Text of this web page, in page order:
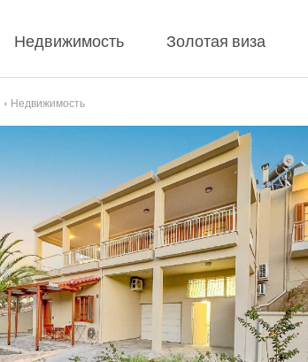
Недвижимость Золотая виза
Недвижимость